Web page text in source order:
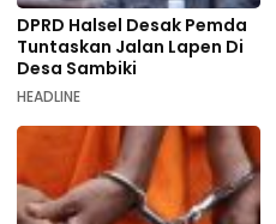
DPRD Halsel Desak Pemda
Tuntaskan Jalan Lapen Di
Desa Sambiki
HEADLINE